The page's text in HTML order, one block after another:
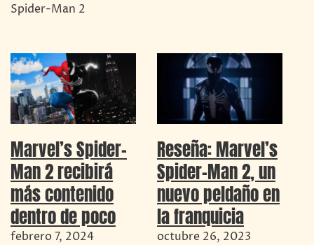
Spider-Man 2
Marvel’s Spider-
Man 2 recibirá
más contenido
dentro de poco
febrero 7, 2024
Reseña: Marvel’s
Spider-Man 2, un
nuevo peldaño en
la franquicia
octubre 26, 2023